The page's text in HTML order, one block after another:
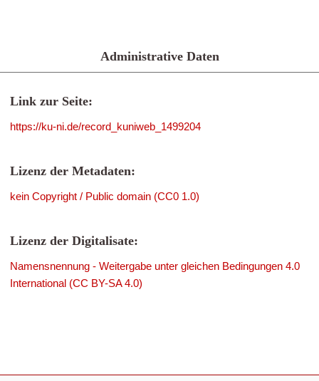
Administrative Daten
Link zur Seite:
https://ku-ni.de/record_kuniweb_1499204
Lizenz der Metadaten:
kein Copyright / Public domain (CC0 1.0)
Lizenz der Digitalisate:
Namensnennung - Weitergabe unter gleichen Bedingungen 4.0
International (CC BY-SA 4.0)